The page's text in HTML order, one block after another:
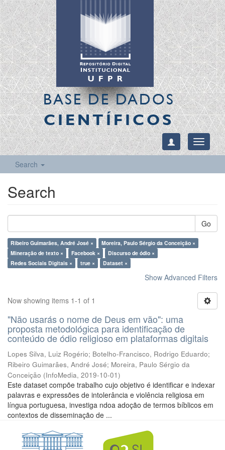
BASE DE DADOS
CIENTÍFICOS
Toggle
Search
Search
Go
Ribeiro Guimarães, André José ×
Moreira, Paulo Sérgio da Conceição ×
Mineração de texto ×
Facebook ×
Discurso de ódio ×
Redes Sociais Digitais ×
true × Dataset ×
Show Advanced Filters
Now showing items 1-1 of 1
"Não usarás o nome de Deus em vão": uma
proposta metodológica para identificação de
conteúdo de ódio religioso em plataformas digitais
Lopes Silva, Luiz Rogério; Botelho-Francisco, Rodrigo Eduardo;
Ribeiro Guimarães, André José; Moreira, Paulo Sérgio da
Conceição (InfoMedia, 2019-10-01)
Este dataset compõe trabalho cujo objetivo é identificar e indexar
palavras e expressões de intolerância e violência religiosa em
língua portuguesa, investiga ndoa adoção de termos bíblicos em
contextos de disseminação de ...